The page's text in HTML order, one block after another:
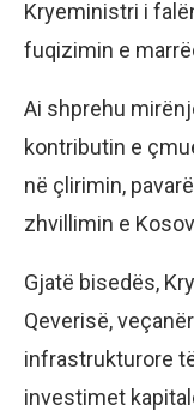
Kryeministri i
fuqizimin e
Ai shprehu
kontributin e
në çlirimin,
zhvillimin e
Gjatë bisedës,
Qeverisë,
infrastrukturore
investimet